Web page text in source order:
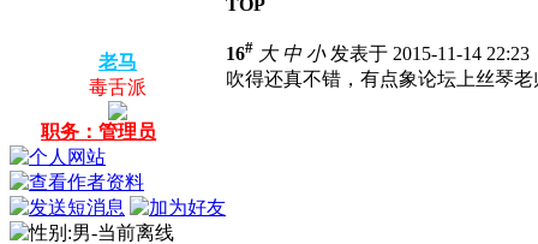
老马
毒舌派
职务：管理员
16# 大 中 小发表于 2015-11-14 22:23
吹得还真不错，有点象论坛上丝琴